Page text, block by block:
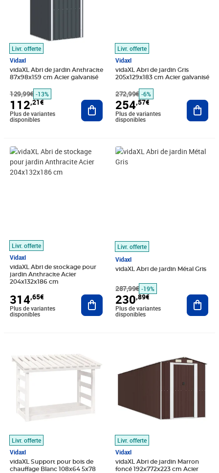
Livr. offerte
Vidaxl
vidaXL Abri de jardin Anthracite
87x98x159 cm Acier galvanisé
129,99€ -13%
112,21€
Plus de variantes
disponibles
Ajouter au panier
Livr. offerte
Vidaxl
vidaXL Abri de jardin Gris
205x129x183 cm Acier galvanisé
272,99€ -6%
254,57€
Plus de variantes
disponibles
Livr. offerte
Vidaxl
vidaXL Abri de stockage pour
jardin Anthracite Acier
204x132x186 cm
314,65€
Prix 314,65€
Plus de variantes
disponibles
Ajouter au panier
Livr. offerte
Vidaxl
vidaXL Abri de jardin Métal Gris
287,99€
Prix barré 287,99€
-19%
230,89€
Prix 230,89€
Plus de variantes
disponibles
Livr. offerte
Vidaxl
vidaXL Support pour bois de
chauffage Blanc 108x64 5x78
Livr. offerte
Vidaxl
vidaXL Abri de jardin Marron
foncé 192x772x223 cm Acier